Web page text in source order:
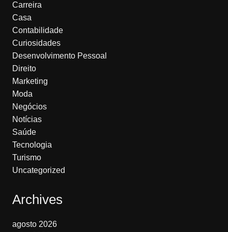
Carreira
Casa
Contabilidade
Curiosidades
Desenvolvimento Pessoal
Direito
Marketing
Moda
Negócios
Notícias
Saúde
Tecnologia
Turismo
Uncategorized
Archives
agosto 2026